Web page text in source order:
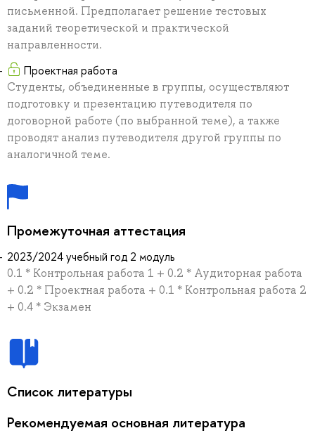
письменной. Предполагает решение тестовых
заданий теоретической и практической
направленности.
Проектная работа
Студенты, объединенные в группы, осуществляют
подготовку и презентацию путеводителя по
договорной работе (по выбранной теме), а также
проводят анализ путеводителя другой группы по
аналогичной теме.
Промежуточная аттестация
2023/2024 учебный год 2 модуль
0.1 * Контрольная работа 1 + 0.2 * Аудиторная работа
+ 0.2 * Проектная работа + 0.1 * Контрольная работа 2
+ 0.4 * Экзамен
Список литературы
Рекомендуемая основная литература